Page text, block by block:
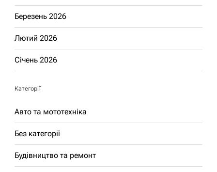
Березень 2026
Лютий 2026
Січень 2026
Категорії
Авто та мототехніка
Без категорії
Будівництво та ремонт